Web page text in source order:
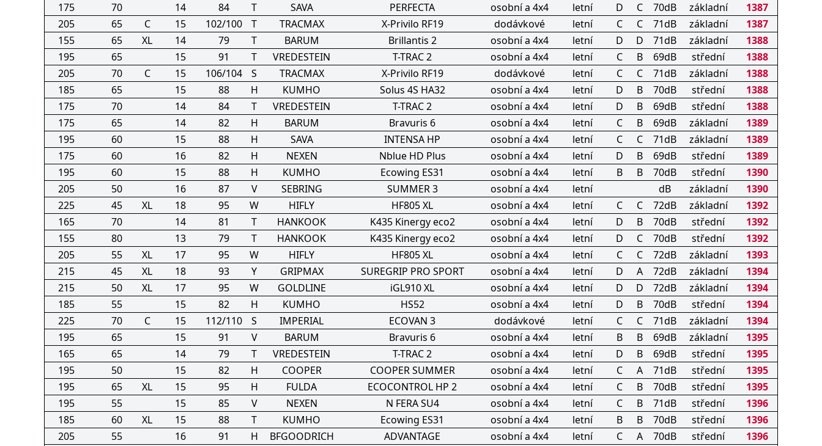
175
70 14 84 T SAVA PERFECTA osobní a 4x4 letní D C 70dB základní
1387
205
65 C 15 102/100 T TRACMAX X-Privilo RF19 dodávkové letní C C 71dB základní
1387
155
65 XL 14 79 T BARUM Brillantis 2 osobní a 4x4 letní D D 71dB základní
1388
195
65 15 91 T VREDESTEIN T-TRAC 2 osobní a 4x4 letní C B 69dB střední
1388
205
70 C 15 106/104 S TRACMAX X-Privilo RF19 dodávkové letní C C 71dB základní
1388
185
65 15 88 H KUMHO Solus 4S HA32 osobní a 4x4 letní D B 70dB střední
1388
175
70 14 84 T VREDESTEIN T-TRAC 2 osobní a 4x4 letní D B 69dB střední
1388
175
65 14 82 H BARUM Bravuris 6 osobní a 4x4 letní C B 69dB základní
1389
195
60 15 88 H SAVA INTENSA HP osobní a 4x4 letní C C 71dB základní
1389
175
60 16 82 H NEXEN Nblue HD Plus osobní a 4x4 letní D B 69dB střední
1389
195
60 15 88 H KUMHO Ecowing ES31 osobní a 4x4 letní B B 70dB střední
1390
205
50 16 87 V SEBRING SUMMER 3 osobní a 4x4 letní dB základní
1390
225
45 XL 18 95 W HIFLY HF805 XL osobní a 4x4 letní C C 72dB základní
1392
165
70 14 81 T HANKOOK K435 Kinergy eco2 osobní a 4x4 letní D B 70dB střední
1392
155
80 13 79 T HANKOOK K435 Kinergy eco2 osobní a 4x4 letní D C 70dB střední
1392
205
55 XL 17 95 W HIFLY HF805 XL osobní a 4x4 letní C C 72dB základní
1393
215
45 XL 18 93 Y GRIPMAX SUREGRIP PRO SPORT osobní a 4x4 letní D A 72dB základní
1394
215
50 XL 17 95 W GOLDLINE iGL910 XL osobní a 4x4 letní D D 72dB základní
1394
185
55 15 82 H KUMHO HS52 osobní a 4x4 letní D B 70dB střední
1394
225
70 C 15 112/110 S IMPERIAL ECOVAN 3 dodávkové letní C C 71dB základní
1394
195
65 15 91 V BARUM Bravuris 6 osobní a 4x4 letní B B 69dB základní
1395
165
65 14 79 T VREDESTEIN T-TRAC 2 osobní a 4x4 letní D B 69dB střední
1395
195
50 15 82 H COOPER COOPER SUMMER osobní a 4x4 letní C A 71dB střední
1395
195
65 XL 15 95 H FULDA ECOCONTROL HP 2 osobní a 4x4 letní C B 70dB střední
1395
195
55 15 85 V NEXEN N FERA SU4 osobní a 4x4 letní C B 71dB střední
1396
185
60 XL 15 88 T KUMHO Ecowing ES31 osobní a 4x4 letní B B 70dB střední
1396
205
55 16 91 H BFGOODRICH ADVANTAGE osobní a 4x4 letní C A 70dB střední
1396